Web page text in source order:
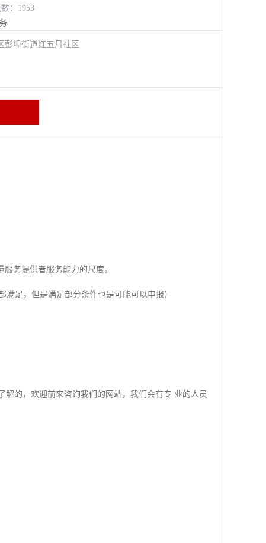
：1953
彭埠街道红五月社区
务提供者服务能力的尺度。
足，但是满足部分条件也是可能可以申报）
解的，欢迎前来咨询我们的网站，我们会有专 业的人员